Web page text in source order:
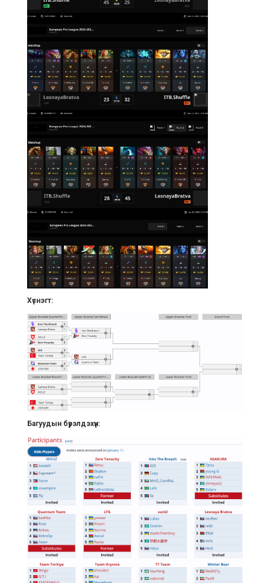
Хүснэгт:
Багуудын бүрэлдэхүүн: